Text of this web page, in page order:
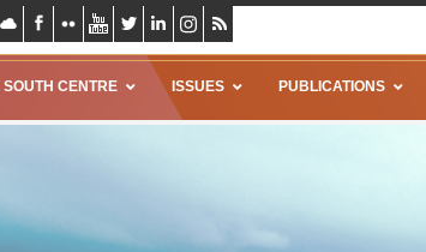
SOUTH CENTRE ISSUES PUBLICATIONS